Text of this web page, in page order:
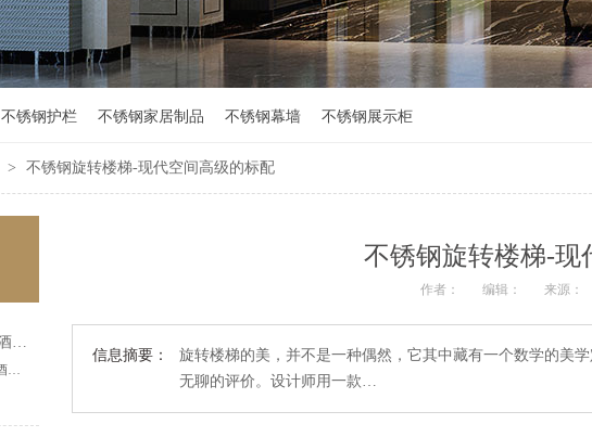
不锈钢护栏 不锈钢家居制品 不锈钢幕墙 不锈钢展示柜
> 不锈钢旋转楼梯-现代空间高级的标配
不锈钢旋转楼梯-现
作者： 编辑： 来源：
信息摘要：
旋转楼梯的美，并不是一种偶然，它其中藏有一个数学的
无聊的评价。设计师用一款…
深圳希尔顿花园酒窖工程
酒窖的出现，与嗜酒无关，更关乎于对品质生活的考量与热爱。在这疫情狂虐与紧张生活节奏的时代里，它不仅是一个功能区，更是一种对驾驭生活与本性的持有，从记忆深处探寻到生活的本真，在不经意间成就一处放松灵魂身心的品质升华之地